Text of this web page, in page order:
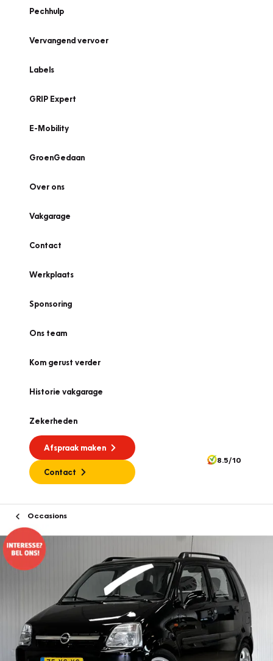
Pechhulp
Vervangend vervoer
Labels
GRIP Expert
E-Mobility
GroenGedaan
Over ons
Vakgarage
Contact
Werkplaats
Sponsoring
Ons team
Kom gerust verder
Historie vakgarage
Zekerheden
Afspraak maken
Contact
8.5/10
Occasions